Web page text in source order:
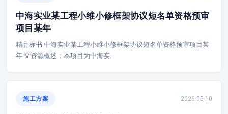
中海实业某工程小维小修框架协议短名单资格预审
项目某年
精品标书 中海实业某工程小维小修框架协议短名单资格预审项目某
年 💡资源概述：本项目为中海实…
施工方案 2026-05-10